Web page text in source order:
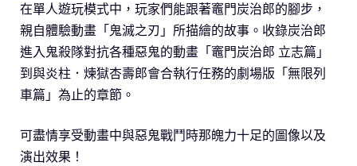
在單人遊玩模式中，玩家們能跟著竈門炭治郎的腳步，
親自體驗動畫「鬼滅之刃」所描繪的故事。收錄炭治郎
進入鬼殺隊對抗各種惡鬼的動畫「竈門炭治郎 立志篇」
到與炎柱．煉獄杏壽郎會合執行任務的劇場版「無限列
車篇」為止的章節。
可盡情享受動畫中與惡鬼戰鬥時那魄力十足的圖像以及
演出效果！